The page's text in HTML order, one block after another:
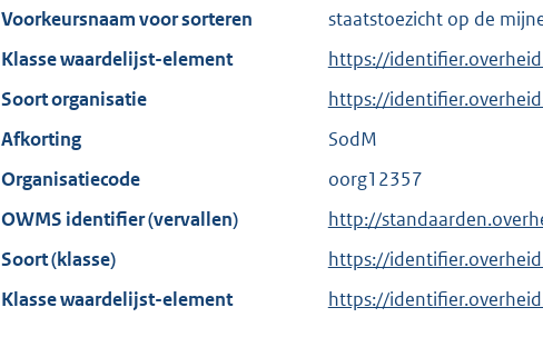
Voorkeursnaam voor sorteren
staatstoezicht op de
Klasse waardelijst-element
https://
Soort organisatie
https://
Afkorting
SodM
Organisatiecode
oorg12357
OWMS identifier (vervallen)
http://
Soort (klasse)
https://
Klasse waardelijst-element
https://